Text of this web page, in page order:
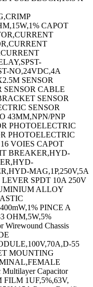
CAPOT
NO,24VDC,4A
SENSOR
SENSOR CABLE
SENSOR
SENSOR
43MM,NPN/PNP
PHOTOELECTRIC
PHOTOELECTRIC
VOIES CAPOT
BREAKER,HYD-
MAG,1P,250V,5A
SPDT 10A 250V
ALLOY
PINCE A
OHM,5W,5%
Wirewound Chassis
55
MOUNTING
Capacitor
FILM 1UF,5%,63V,